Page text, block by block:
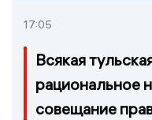
17:05
Всякая
рациональное
совещание